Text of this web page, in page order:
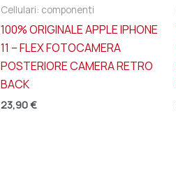
Cellulari: componenti
100% ORIGINALE APPLE IPHONE
11 – FLEX FOTOCAMERA
POSTERIORE CAMERA RETRO
BACK
23,90€